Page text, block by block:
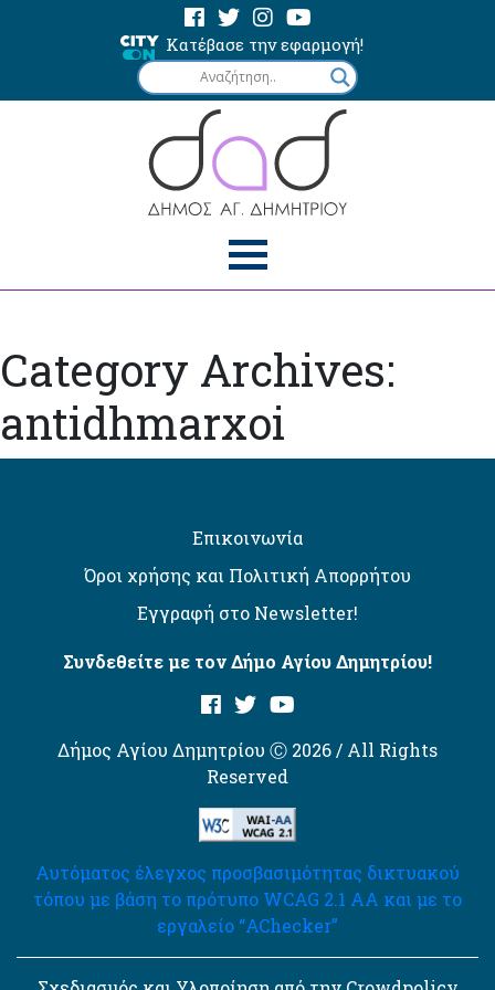
Κατέβασε την εφαρμογή!
Category Archives:
antidhmarxoi
Επικοινωνία
Όροι χρήσης και Πολιτική Απορρήτου
Εγγραφή στο Newsletter!
Συνδεθείτε με τον Δήμο Αγίου Δημητρίου!
Δήμος Αγίου Δημητρίου Ⓒ 2026 / All Rights
Reserved
Αυτόματος έλεγχος προσβασιμότητας δικτυακού
τόπου με βάση το πρότυπο WCAG 2.1 AA και με το
εργαλείο “AChecker”